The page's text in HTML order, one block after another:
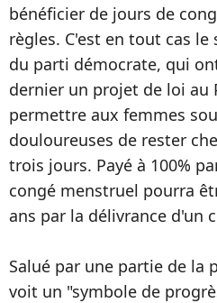
bénéficier de jours de
règles. C'est en tout cas
du parti démocrate, qui
dernier un projet de loi au
permettre aux femmes
douloureuses de rester
trois jours. Payé à 100%
congé menstruel pourra
ans par la délivrance d'un
Salué par une partie de la
voit un "symbole de